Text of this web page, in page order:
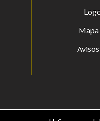
Mapa